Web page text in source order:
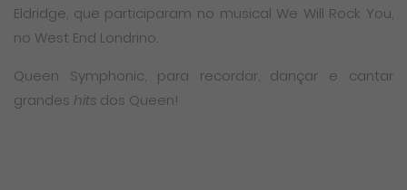
Eldridge, que participaram no musical We Will Rock You,
no West End Londrino.
Queen Symphonic, para recordar, dançar e cantar
grandes hits dos Queen!